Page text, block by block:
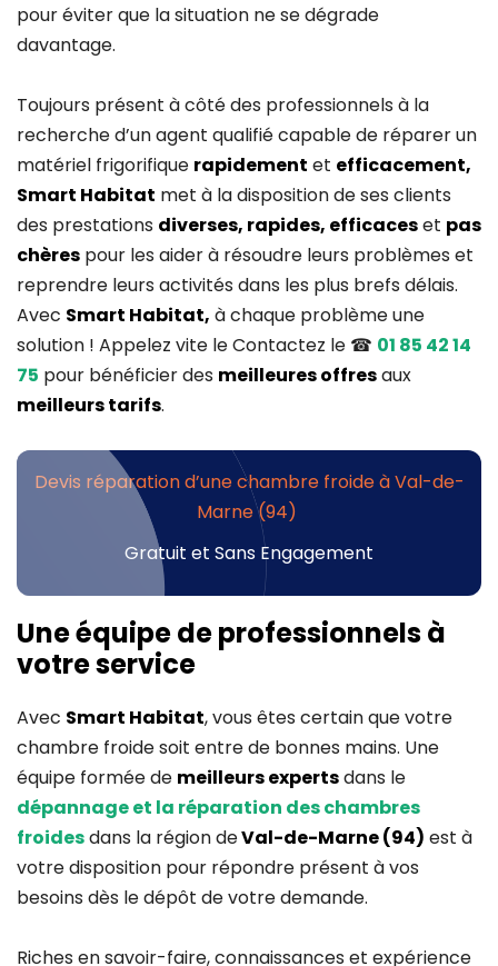
pour éviter que la situation ne se dégrade
davantage.
Toujours présent à côté des professionnels à la
recherche d’un agent qualifié capable de réparer un
matériel frigorifique rapidement et efficacement,
Smart Habitat met à la disposition de ses clients
des prestations diverses, rapides, efficaceset pas
chères pour les aider à résoudre leurs problèmes et
reprendre leurs activités dans les plus brefs délais.
Avec Smart Habitat, à chaque problème une
solution ! Appelez vite le Contactez le ☎ 01 85 42 14
75 pour bénéficier des meilleures offresaux
meilleurs tarifs.
Devis réparation d’une chambre froide à Val-de-
Marne (94)
Gratuit et Sans Engagement
Une équipe de professionnels à
votre service
Avec Smart Habitat, vous êtes certain que votre
chambre froide soit entre de bonnes mains. Une
équipe formée de meilleurs expertsdans le
dépannage et la réparation des chambres
froidesdans la région deVal-de-Marne (94) est à
votre disposition pour répondre présent à vos
besoins dès le dépôt de votre demande.
Riches en savoir-faire, connaissances et expérience